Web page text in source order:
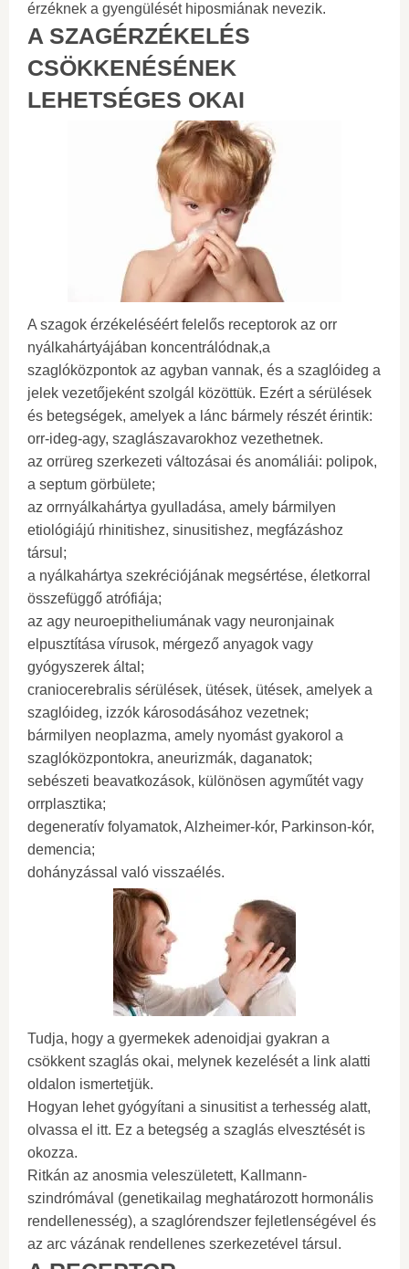
érzéknek a gyengülését hiposmiának nevezik.
A SZAGÉRZÉKELÉS
CSÖKKENÉSÉNEK
LEHETSÉGES OKAI
A szagok érzékeléséért felelős receptorok az orr
nyálkahártyájában koncentrálódnak,a
szaglóközpontok az agyban vannak, és a szaglóideg a
jelek vezetőjeként szolgál közöttük. Ezért a sérülések
és betegségek, amelyek a lánc bármely részét érintik:
orr-ideg-agy, szaglászavarokhoz vezethetnek.
az orrüreg szerkezeti változásai és anomáliái: polipok,
a septum görbülete;
az orrnyálkahártya gyulladása, amely bármilyen
etiológiájú rhinitishez, sinusitishez, megfázáshoz
társul;
a nyálkahártya szekréciójának megsértése, életkorral
összefüggő atrófiája;
az agy neuroepitheliumának vagy neuronjainak
elpusztítása vírusok, mérgező anyagok vagy
gyógyszerek által;
craniocerebralis sérülések, ütések, ütések, amelyek a
szaglóideg, izzók károsodásához vezetnek;
bármilyen neoplazma, amely nyomást gyakorol a
szaglóközpontokra, aneurizmák, daganatok;
sebészeti beavatkozások, különösen agyműtét vagy
orrplasztika;
degeneratív folyamatok, Alzheimer-kór, Parkinson-kór,
demencia;
dohányzással való visszaélés.
Tudja, hogy a gyermekek adenoidjai gyakran a
csökkent szaglás okai, melynek kezelését a link alatti
oldalon ismertetjük.
Hogyan lehet gyógyítani a sinusitist a terhesség alatt,
olvassa el itt. Ez a betegség a szaglás elvesztését is
okozza.
Ritkán az anosmia veleszületett, Kallmann-
szindrómával (genetikailag meghatározott hormonális
rendellenesség), a szaglórendszer fejletlenségével és
az arc vázának rendellenes szerkezetével társul.